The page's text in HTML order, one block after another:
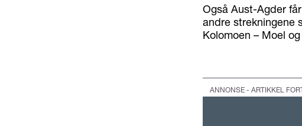
Også Aust-Agder
andre strekningene
Kolomoen – Moel
ANNONSE - ARTIKKEL